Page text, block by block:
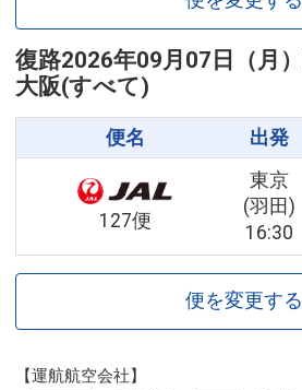
復路2026年09月07日（月）
大阪(すべて)
便名 出発
127便
東京
(羽田)
16:30
便を変更する
【運航航空会社】